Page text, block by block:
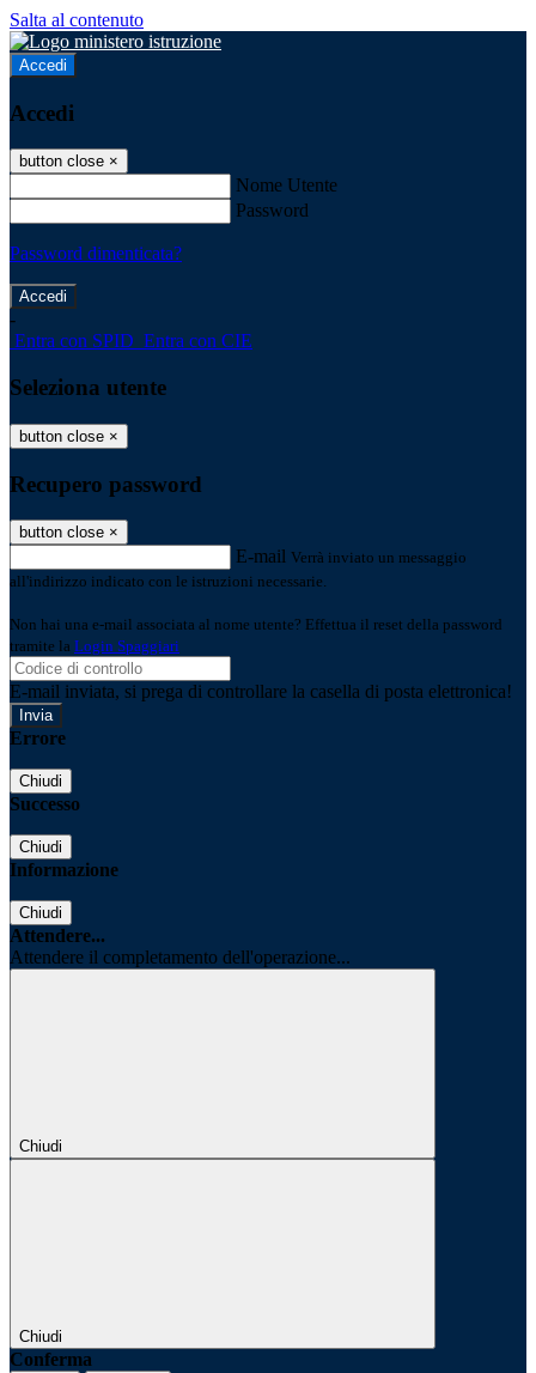
Salta al contenuto
Accedi
Accedi
button close ×
Nome Utente
Password
Password dimenticata?
-
Entra con SPID Entra con CIE
Seleziona utente
button close ×
Recupero password
button close ×
E-mail Verrà inviato un messaggio
all'indirizzo indicato con le istruzioni necessarie.
Non hai una e-mail associata al nome utente? Effettua il reset della password
tramite la Login Spaggiari
E-mail inviata, si prega di controllare la casella di posta elettronica!
Errore
Chiudi
Successo
Chiudi
Informazione
Chiudi
Attendere...
Attendere il completamento dell'operazione...
Chiudi
Chiudi
Conferma